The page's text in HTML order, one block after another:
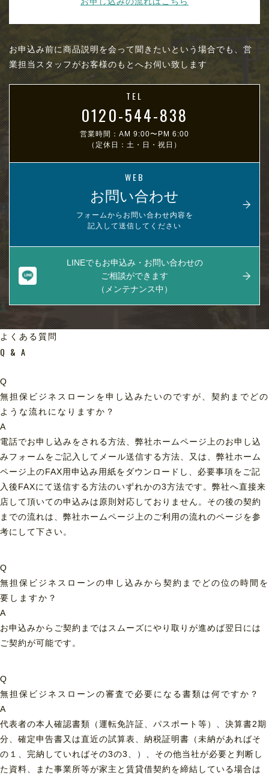
お申込み前に商品説明を会って聞きたいという場合でも、営
業担当スタッフがお客様のもとへお伺い致します
TEL
0120-544-838
営業時間：AM 9:00〜PM 6:00
（定休日：土・日・祝日）
WEB
お問い合わせ
フォームからお問い合わせ内容を
記入して送信してください
LINEでもお申込み・お問い合わせの
ご相談ができます
（メンテナンス中）
よくある質問
Q & A
Q
無担保ビジネスローンを申し込みたいのですが、契約までどの
ような流れになりますか？
A
電話でお申し込みをされる方法、弊社ホームページ上のお申し込
みフォームをご記入してメール送信する方法、又は、弊社ホーム
ページ上のFAX用申込み用紙をダウンロードし、必要事項をご記
入後FAXにて送信する方法のいずれかの3方法です。弊社へ直接来
店して頂いての申込みは原則対応しておりません。その後の契約
までの流れは、弊社ホームページ上のご利用の流れのページを参
考にして下さい。
Q
無担保ビジネスローンの申し込みから契約までどの位の時間を
要しますか？
A
お申込みからご契約まではスムーズにやり取りが進めば翌日には
ご契約が可能です。
Q
無担保ビジネスローンの審査で必要になる書類は何ですか？
A
代表者の本人確認書類（運転免許証、パスポート等）、決算書2期
分、確定申告書又は直近の試算表、納税証明書（未納があればそ
の１、完納していればその3の3、）、その他当社が必要と判断し
た資料、また事業所等が家主と賃貸借契約を締結している場合は